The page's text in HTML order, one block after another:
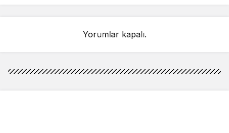
Yorumlar kapalı.